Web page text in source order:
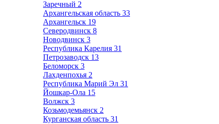
Заречный 2
Архангельская область 33
Архангельск 19
Северодвинск 8
Новодвинск 3
Республика Карелия 31
Петрозаводск 13
Беломорск 3
Лахденпохья 2
Республика Марий Эл 31
Йошкар-Ола 15
Волжск 3
Козьмодемьянск 2
Курганская область 31